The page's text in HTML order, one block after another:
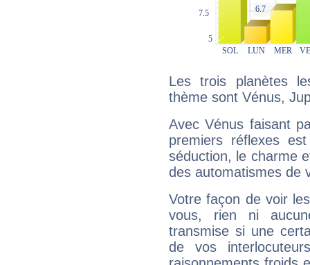
Les trois planètes
thème sont Vénus,
Avec Vénus faisant
premiers réflexes
séduction, le charme
des automatismes de
Votre façon de voir
vous, rien ni
transmise si une
de vos